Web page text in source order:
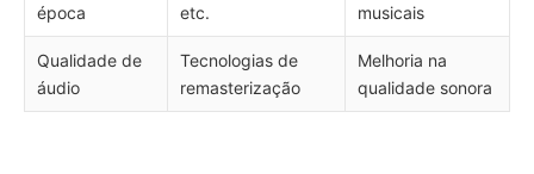
época
etc.
musicais
Qualidade de
áudio
Tecnologias de
remasterização
Melhoria na
qualidade sonora